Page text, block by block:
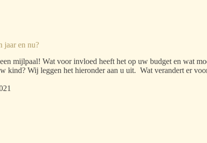
jaar en nu?
mijlpaal! Wat voor invloed heeft het op uw budget en wat
kind? Wij leggen het hieronder aan u uit. Wat verandert er